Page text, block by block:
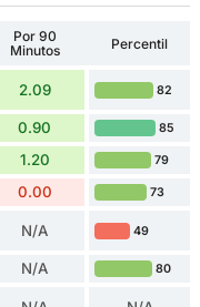
Por 90
Minutos
Percentil
2.09 82
0.90 85
1.20 79
0.00 73
N/A 49
N/A 80